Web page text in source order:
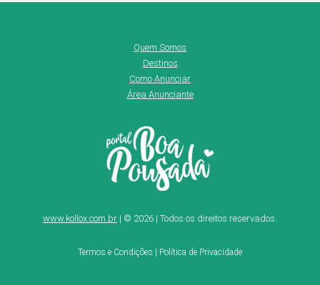
Quem Somos
Destinos
Como Anunciar
Área Anunciante
www.kollox.com.br | © 2026 | Todos os direitos reservados.
Termos e Condições Política de Privacidade